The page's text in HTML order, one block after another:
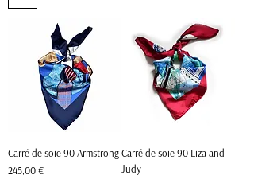
Carré de soie 90 Armstrong
Prix
245,00 €
Carré de soie 90 Liza and
Judy